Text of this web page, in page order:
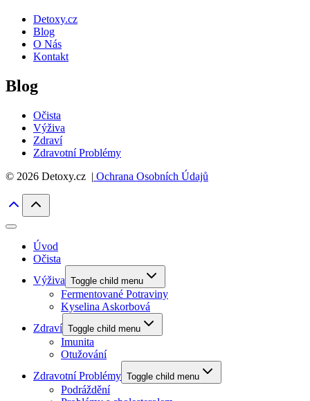
Detoxy.cz
Blog
O Nás
Kontakt
Blog
Očista
Výživa
Zdraví
Zdravotní Problémy
© 2026 Detoxy.cz | Ochrana Osobních Údajů
Úvod
Očista
Výživa Toggle child menu
Fermentované Potraviny
Kyselina Askorbová
Zdraví Toggle child menu
Imunita
Otužování
Zdravotní Problémy Toggle child menu
Podráždění